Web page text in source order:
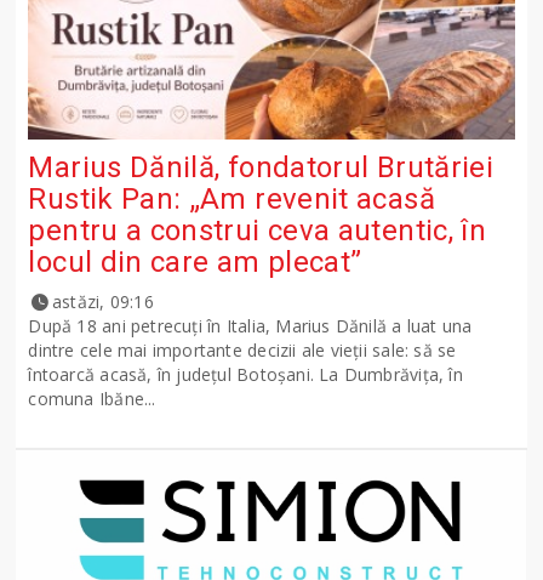
Marius Dănilă, fondatorul Brutăriei
Rustik Pan: „Am revenit acasă
pentru a construi ceva autentic, în
locul din care am plecat”
astăzi, 09:16
După 18 ani petrecuți în Italia, Marius Dănilă a luat una
dintre cele mai importante decizii ale vieții sale: să se
întoarcă acasă, în județul Botoșani. La Dumbrăvița, în
comuna Ibăne...